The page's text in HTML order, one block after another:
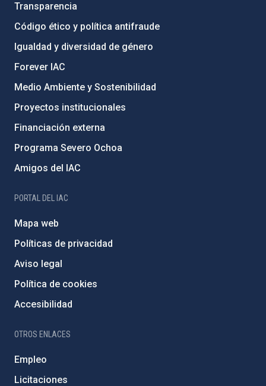
Transparencia
Código ético y política antifraude
Igualdad y diversidad de género
Forever IAC
Medio Ambiente y Sostenibilidad
Proyectos institucionales
Financiación externa
Programa Severo Ochoa
Amigos del IAC
PORTAL DEL IAC
Mapa web
Políticas de privacidad
Aviso legal
Política de cookies
Accesibilidad
OTROS ENLACES
Empleo
Licitaciones